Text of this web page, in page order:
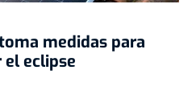
medidas para
eclipse